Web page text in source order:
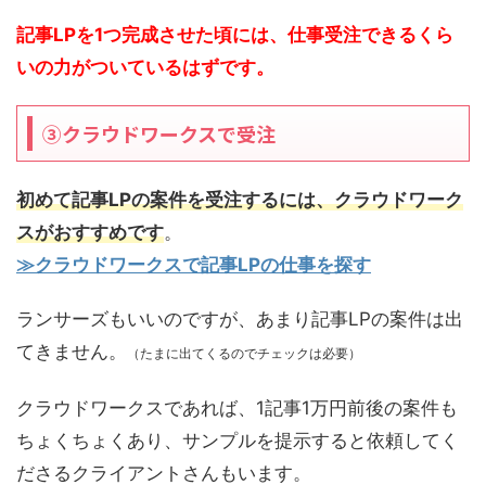
記事LPを1つ完成させた頃には、仕事受注できるくら
いの力がついているはずです。
③クラウドワークスで受注
初めて記事LPの案件を受注するには、クラウドワーク
スがおすすめです。
≫クラウドワークスで記事LPの仕事を探す
ランサーズもいいのですが、あまり記事LPの案件は出
てきません。
（たまに出てくるのでチェックは必要）
クラウドワークスであれば、1記事1万円前後の案件も
ちょくちょくあり、サンプルを提示すると依頼してく
ださるクライアントさんもいます。